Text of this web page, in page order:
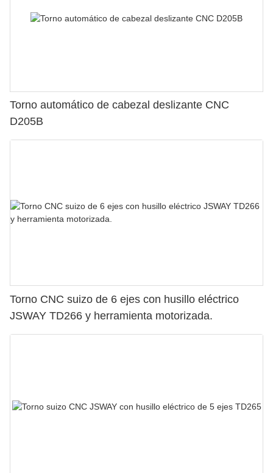
Torno automático de cabezal deslizante CNC
D205B
Torno CNC suizo de 6 ejes con husillo eléctrico
JSWAY TD266 y herramienta motorizada.